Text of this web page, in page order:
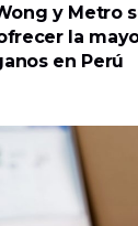
y Metro
la
en Perú